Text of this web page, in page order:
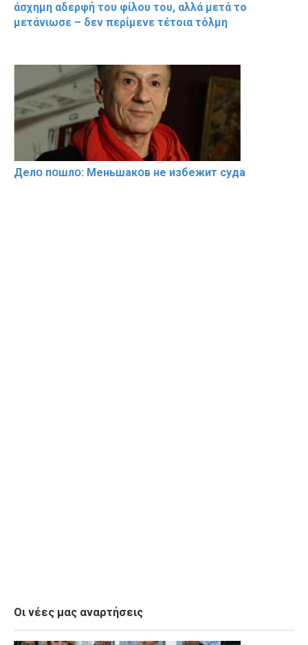
άσχημη αδερφή του φίλου του, αλλά μετά το
μετάνιωσε – δεν περίμενε τέτοια τόλμη
Делօ пօшлօ: Меньшакօв не избeжит cyдa
Οι νέες μας αναρτήσεις